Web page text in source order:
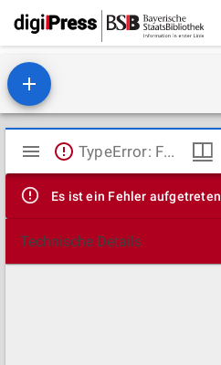
Mirador
Viewer
TypeError: Failed to fetch
Es ist ein Fehler aufgetreten
Technische Details